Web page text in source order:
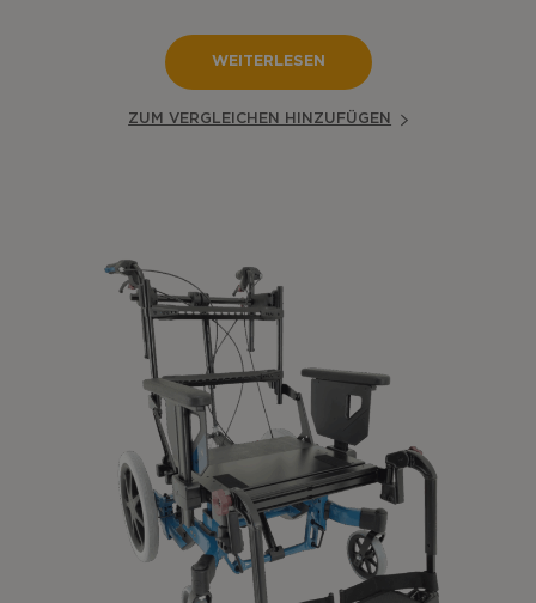
WEITERLESEN
ZUM VERGLEICHEN HINZUFÜGEN